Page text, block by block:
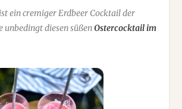
ein cremiger Erdbeer Cocktail der
unbedingt diesen süßenOstercocktail im